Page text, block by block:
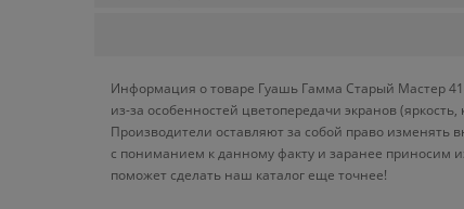
Информация о товаре Гуашь Гамма Старый Мастер
из-за особенностей цветопередачи экранов
Производители оставляют за собой право изменять
с пониманием к данному факту и заранее приносим
поможет сделать наш каталог еще точнее!